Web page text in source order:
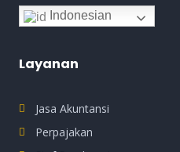
Indonesian
Layanan
Jasa Akuntansi
Perpajakan